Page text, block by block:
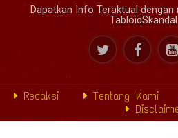
Dapatkan Info Teraktual
Redaksi Tentang Kami